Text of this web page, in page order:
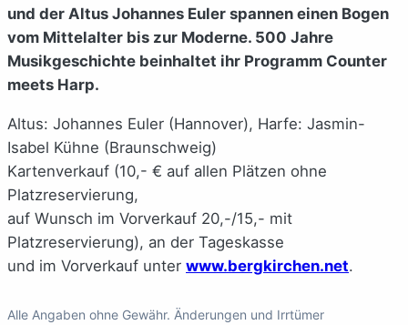
und der Altus Johannes Euler spannen einen Bogen
vom Mittelalter bis zur Moderne. 500 Jahre
Musikgeschichte beinhaltet ihr Programm Counter
meets Harp.
Altus: Johannes Euler (Hannover), Harfe: Jasmin-
Isabel Kühne (Braunschweig)
Kartenverkauf (10,- € auf allen Plätzen ohne
Platzreservierung,
auf Wunsch im Vorverkauf 20,-/15,- mit
Platzreservierung), an der Tageskasse
und im Vorverkauf unter www.bergkirchen.net.
Alle Angaben ohne Gewähr. Änderungen und Irrtümer